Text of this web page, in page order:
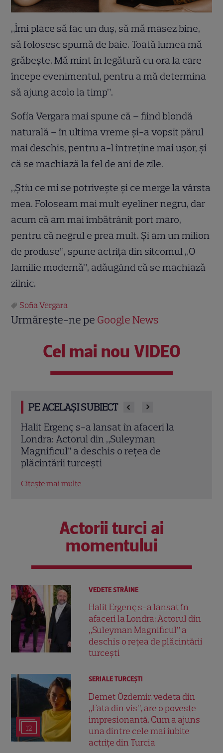
„Îmi place să fac un duş, să mă masez bine,
să folosesc spumă de baie. Toată lumea mă
grăbeşte. Mă mint în legătură cu ora la care
începe evenimentul, pentru a mă determina
să ajung acolo la timp”.
Sofía Vergara mai spune că – fiind blondă
naturală – în ultima vreme şi-a vopsit părul
mai deschis, pentru a-l întreţine mai uşor, şi
că se machiază la fel de ani de zile.
„Ştiu ce mi se potriveşte şi ce merge la vârsta
mea. Foloseam mai mult eyeliner negru, dar
acum că am mai îmbătrânit port maro,
pentru că negrul e prea mult. Şi am un milion
de produse”, spune actriţa din sitcomul „O
familie modernă”, adăugând că se machiază
zilnic.
Sofia Vergara
Urmărește-ne pe Google News
Cel mai nou VIDEO
PE ACELAȘI SUBIECT
Ergenç s-a lansat în afaceri la
Actorul din „Suleyman
a deschis o rețea de
turcești
mai multe
Vedete din
Actorii turci ai
momentului
VEDETE STRĂINE
Halit Ergenç s-a lansat în
afaceri la Londra: Actorul din
„Suleyman Magnificul” a
deschis o rețea de plăcintării
turcești
12
SERIALE TURCEŞTI
Demet Özdemir, vedeta din
„Fata din vis”, are o poveste
impresionantă. Cum a ajuns
una dintre cele mai iubite
actrițe din Turcia